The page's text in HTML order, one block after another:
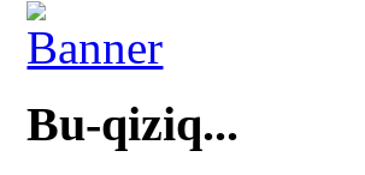
Bu-qiziq...